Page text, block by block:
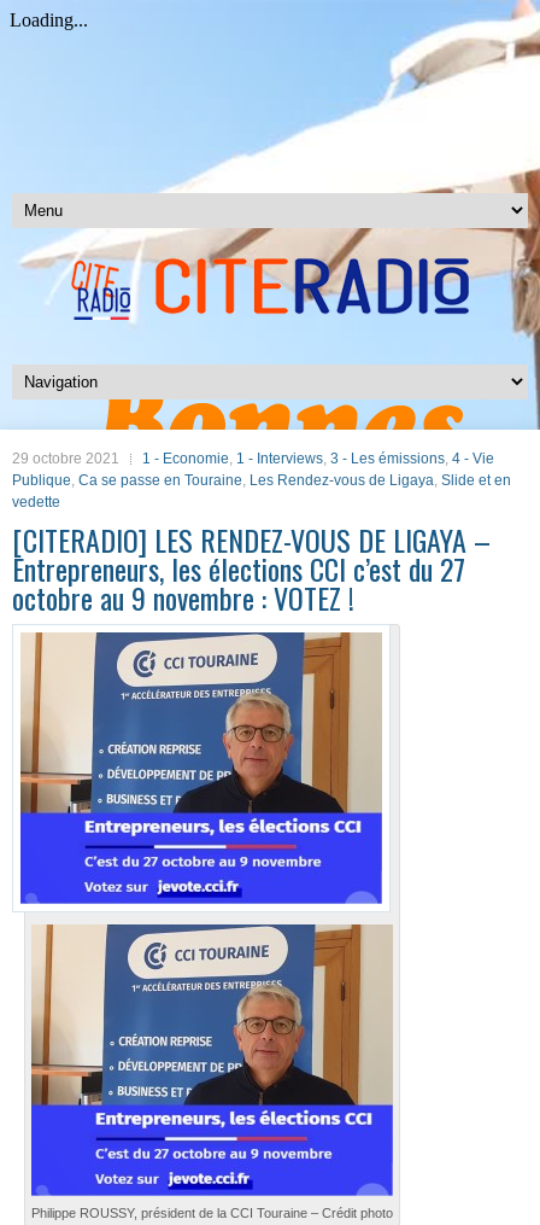
29 octobre 2021 1 - Economie, 1 - Interviews, 3 - Les émissions, 4 - Vie
Publique, Ca se passe en Touraine, Les Rendez-vous de Ligaya, Slide et en
vedette
[CITERADIO] LES RENDEZ-VOUS DE LIGAYA –
Entrepreneurs, les élections CCI c’est du 27
octobre au 9 novembre : VOTEZ !
Philippe ROUSSY, président de la CCI Touraine – Crédit photo